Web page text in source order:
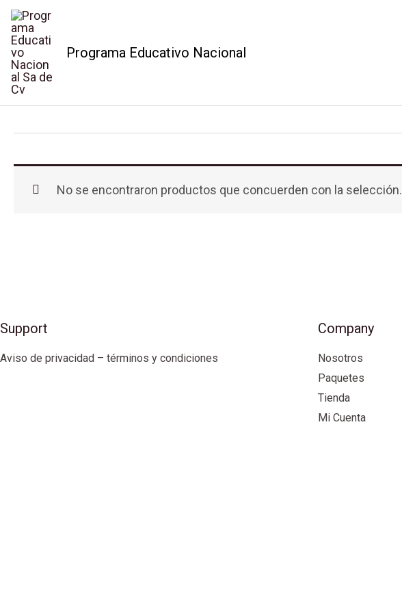
contenido
Programa Educativo Nacional
Contaduría
No se encontraron productos que concuerden con la selección.
Support
Aviso de privacidad – términos y condiciones
Company
Nosotros
Paquetes
Tienda
Mi Cuenta